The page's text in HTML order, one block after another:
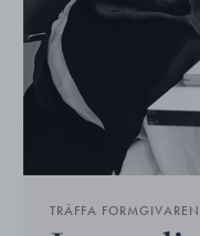
TRÄFFA FORMGIVAREN